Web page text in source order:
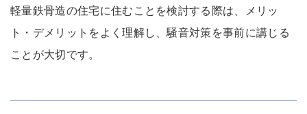
軽量鉄骨造の住宅に住むことを検討する際は、メリッ
ト・デメリットをよく理解し、騒音対策を事前に講じる
ことが大切です。